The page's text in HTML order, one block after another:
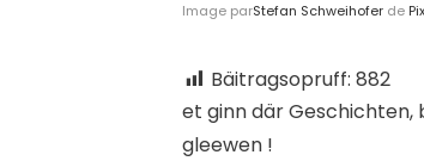
Image parStefan Schweihofer de
Bäitragsopruff: 882
et ginn där Geschichten,
gleewen !